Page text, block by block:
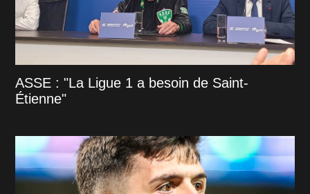
ASSE : "La Ligue 1 a besoin de Saint-
Étienne"